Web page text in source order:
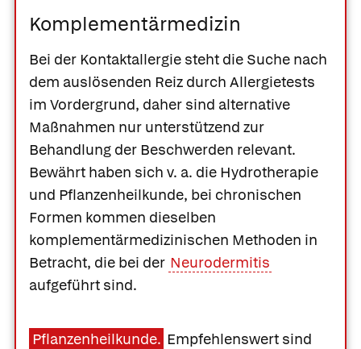
Komplementärmedizin
Bei der Kontaktallergie steht die Suche nach
dem auslösenden Reiz durch Allergietests
im Vordergrund, daher sind alternative
Maßnahmen nur unterstützend zur
Behandlung der Beschwerden relevant.
Bewährt haben sich v. a. die Hydrotherapie
und Pflanzenheilkunde, bei chronischen
Formen kommen dieselben
komplementärmedizinischen Methoden in
Betracht, die bei der Neurodermitis
aufgeführt sind.
Pflanzenheilkunde. Empfehlenswert sind